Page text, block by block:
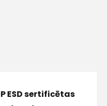
ESD sertificētas